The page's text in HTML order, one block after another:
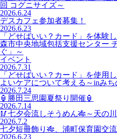
回 コグニサイズ～
2026.6.24
デスカフェ参加者募集！
2026.6.23
「どせばいい？カード」を体験
森市中央地域包括支援センター
ぐ」～
イベント
2026.7.31
「どせばいい？カード」を使用
よいケアについて考える～inみち
2026.7.24
🏮勝田三思園夏祭り開催🏮
2026.7.14
🥢七夕会流しそうめん🎋～天の
2026.7.2
七夕短冊飾り🎋、浦町保育園交
2026.6.23